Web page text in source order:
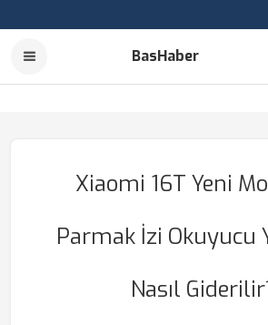
BasHaber
Xiaomi 16T Yeni
Parmak İzi Okuyucu
Nasıl